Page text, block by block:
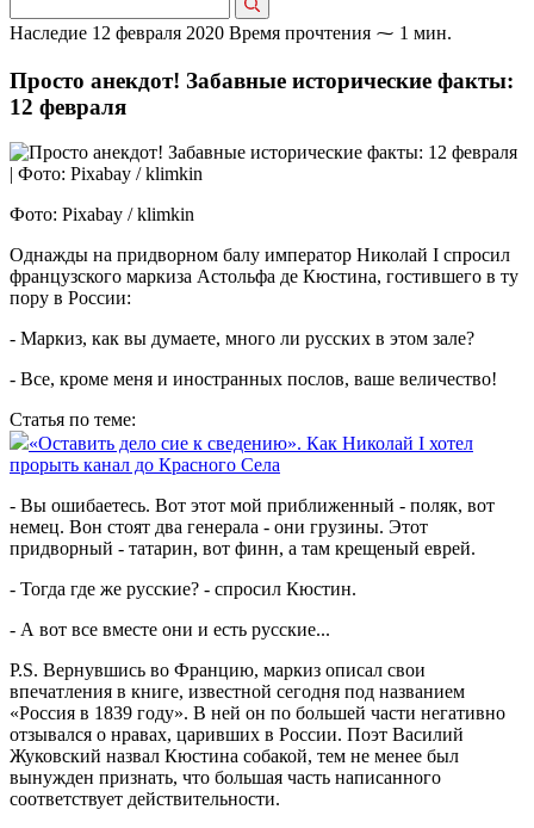
Наследие 12 февраля 2020 Время прочтения ⁓ 1 мин.
Просто анекдот! Забавные исторические факты:
12 февраля
Фото: Pixabay / klimkin
Однажды на придворном балу император Николай I спросил
французского маркиза Астольфа де Кюстина, гостившего в ту
пору в России:
- Маркиз, как вы думаете, много ли русских в этом зале?
- Все, кроме меня и иностранных послов, ваше величество!
Статья по теме:
«Оставить дело сие к сведению». Как Николай I хотел
прорыть канал до Красного Села
- Вы ошибаетесь. Вот этот мой приближенный - поляк, вот
немец. Вон стоят два генерала - они грузины. Этот
придворный - татарин, вот финн, а там крещеный еврей.
- Тогда где же русские? - спросил Кюстин.
- А вот все вместе они и есть русские...
P.S. Вернувшись во Францию, маркиз описал свои
впечатления в книге, известной сегодня под названием
«Россия в 1839 году». В ней он по большей части негативно
отзывался о нравах, царивших в России. Поэт Василий
Жуковский назвал Кюстина собакой, тем не менее был
вынужден признать, что большая часть написанного
соответствует действительности.